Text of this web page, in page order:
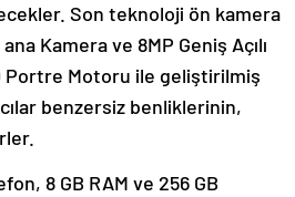
Son teknoloji ön kamera
ana Kamera ve 8MP Geniş Açılı
Portre Motoru ile geliştirilmiş
benzersiz benliklerinin,
8 GB RAM ve 256 GB